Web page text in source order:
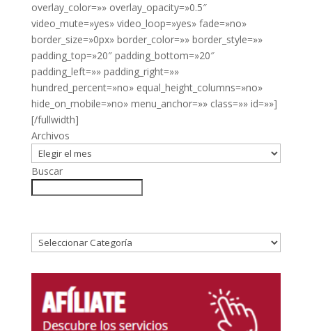
overlay_color=»» overlay_opacity=»0.5″
video_mute=»yes» video_loop=»yes» fade=»no»
border_size=»0px» border_color=»» border_style=»»
padding_top=»20″ padding_bottom=»20″
padding_left=»» padding_right=»»
hundred_percent=»no» equal_height_columns=»no»
hide_on_mobile=»no» menu_anchor=»» class=»» id=»»]
[/fullwidth]
Archivos
Buscar